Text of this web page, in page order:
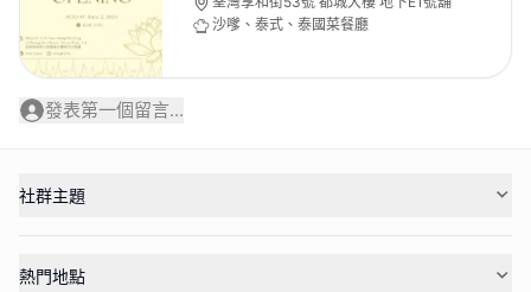
沙嗲、泰式、泰國菜餐廳
發表第一個留言...
社群主題
熱門地點